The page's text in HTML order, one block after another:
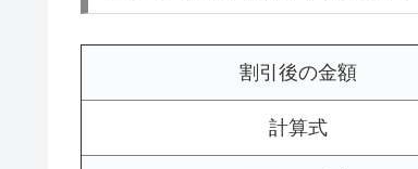
割引後の金額
計算式